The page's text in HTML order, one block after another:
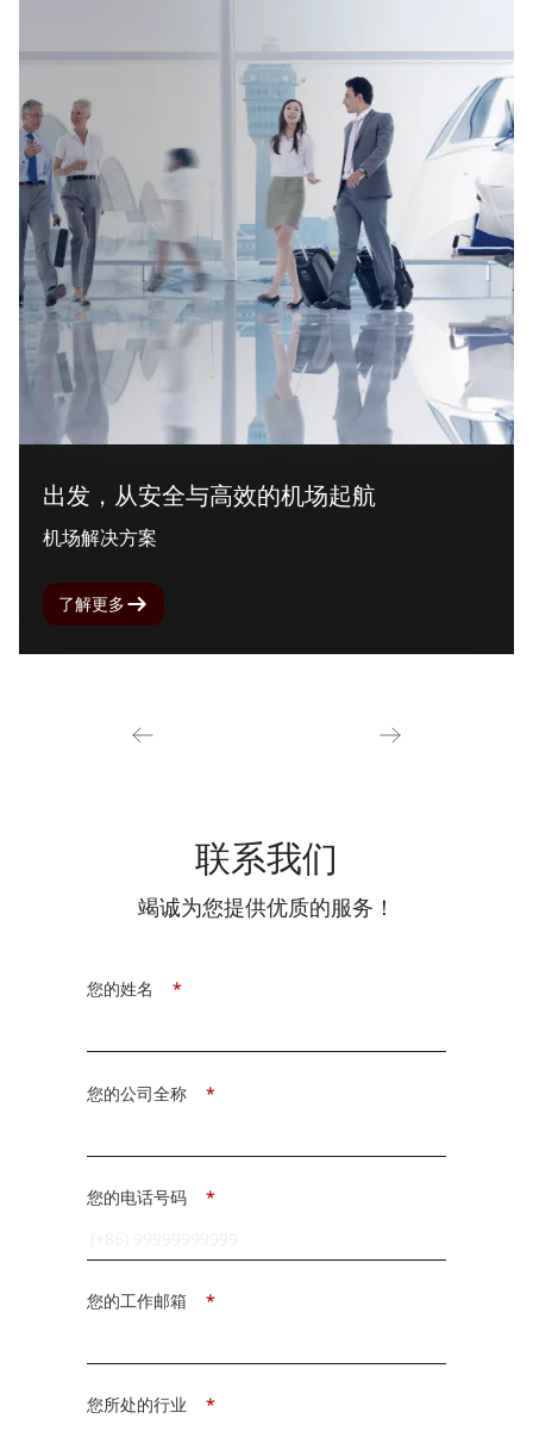
出发，从安全与高效的机场起航
机场解决方案
了解更多
联系我们
竭诚为您提供优质的服务！
*
您的姓名
*
您的公司全称
*
您的电话号码
*
您的工作邮箱
*
您所处的行业